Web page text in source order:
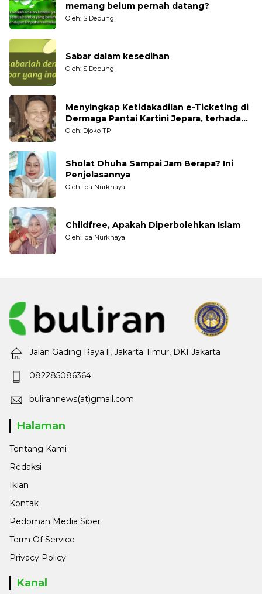
memang belum pernah datang?
Oleh: S Depung
Sabar dalam kesedihan
Oleh: S Depung
Menyingkap Ketidakadilan e-Ticketing di
Dermaga Pantai Kartini Jepara, terhadap
Nelayan Tradisional
Oleh: Djoko TP
Sholat Dhuha Sampai Jam Berapa? Ini
Penjelasannya
Oleh: Ida Nurkhaya
Childfree, Apakah Diperbolehkan Islam
Oleh: Ida Nurkhaya
Jalan Gading Raya ll, Jakarta Timur, DKI Jakarta
082285086364
bulirannews(at)gmail.com
Halaman
Tentang Kami
Redaksi
Iklan
Kontak
Pedoman Media Siber
Term Of Service
Privacy Policy
Kanal